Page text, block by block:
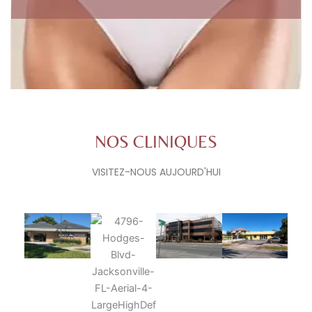
NOS CLINIQUES
VISITEZ-NOUS AUJOURD'HUI